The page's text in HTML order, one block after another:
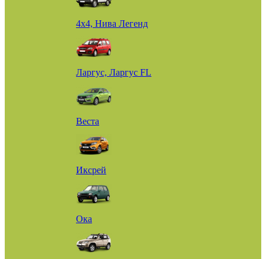
4х4, Нива Легенд
Ларгус, Ларгус FL
Веста
Иксрей
Ока